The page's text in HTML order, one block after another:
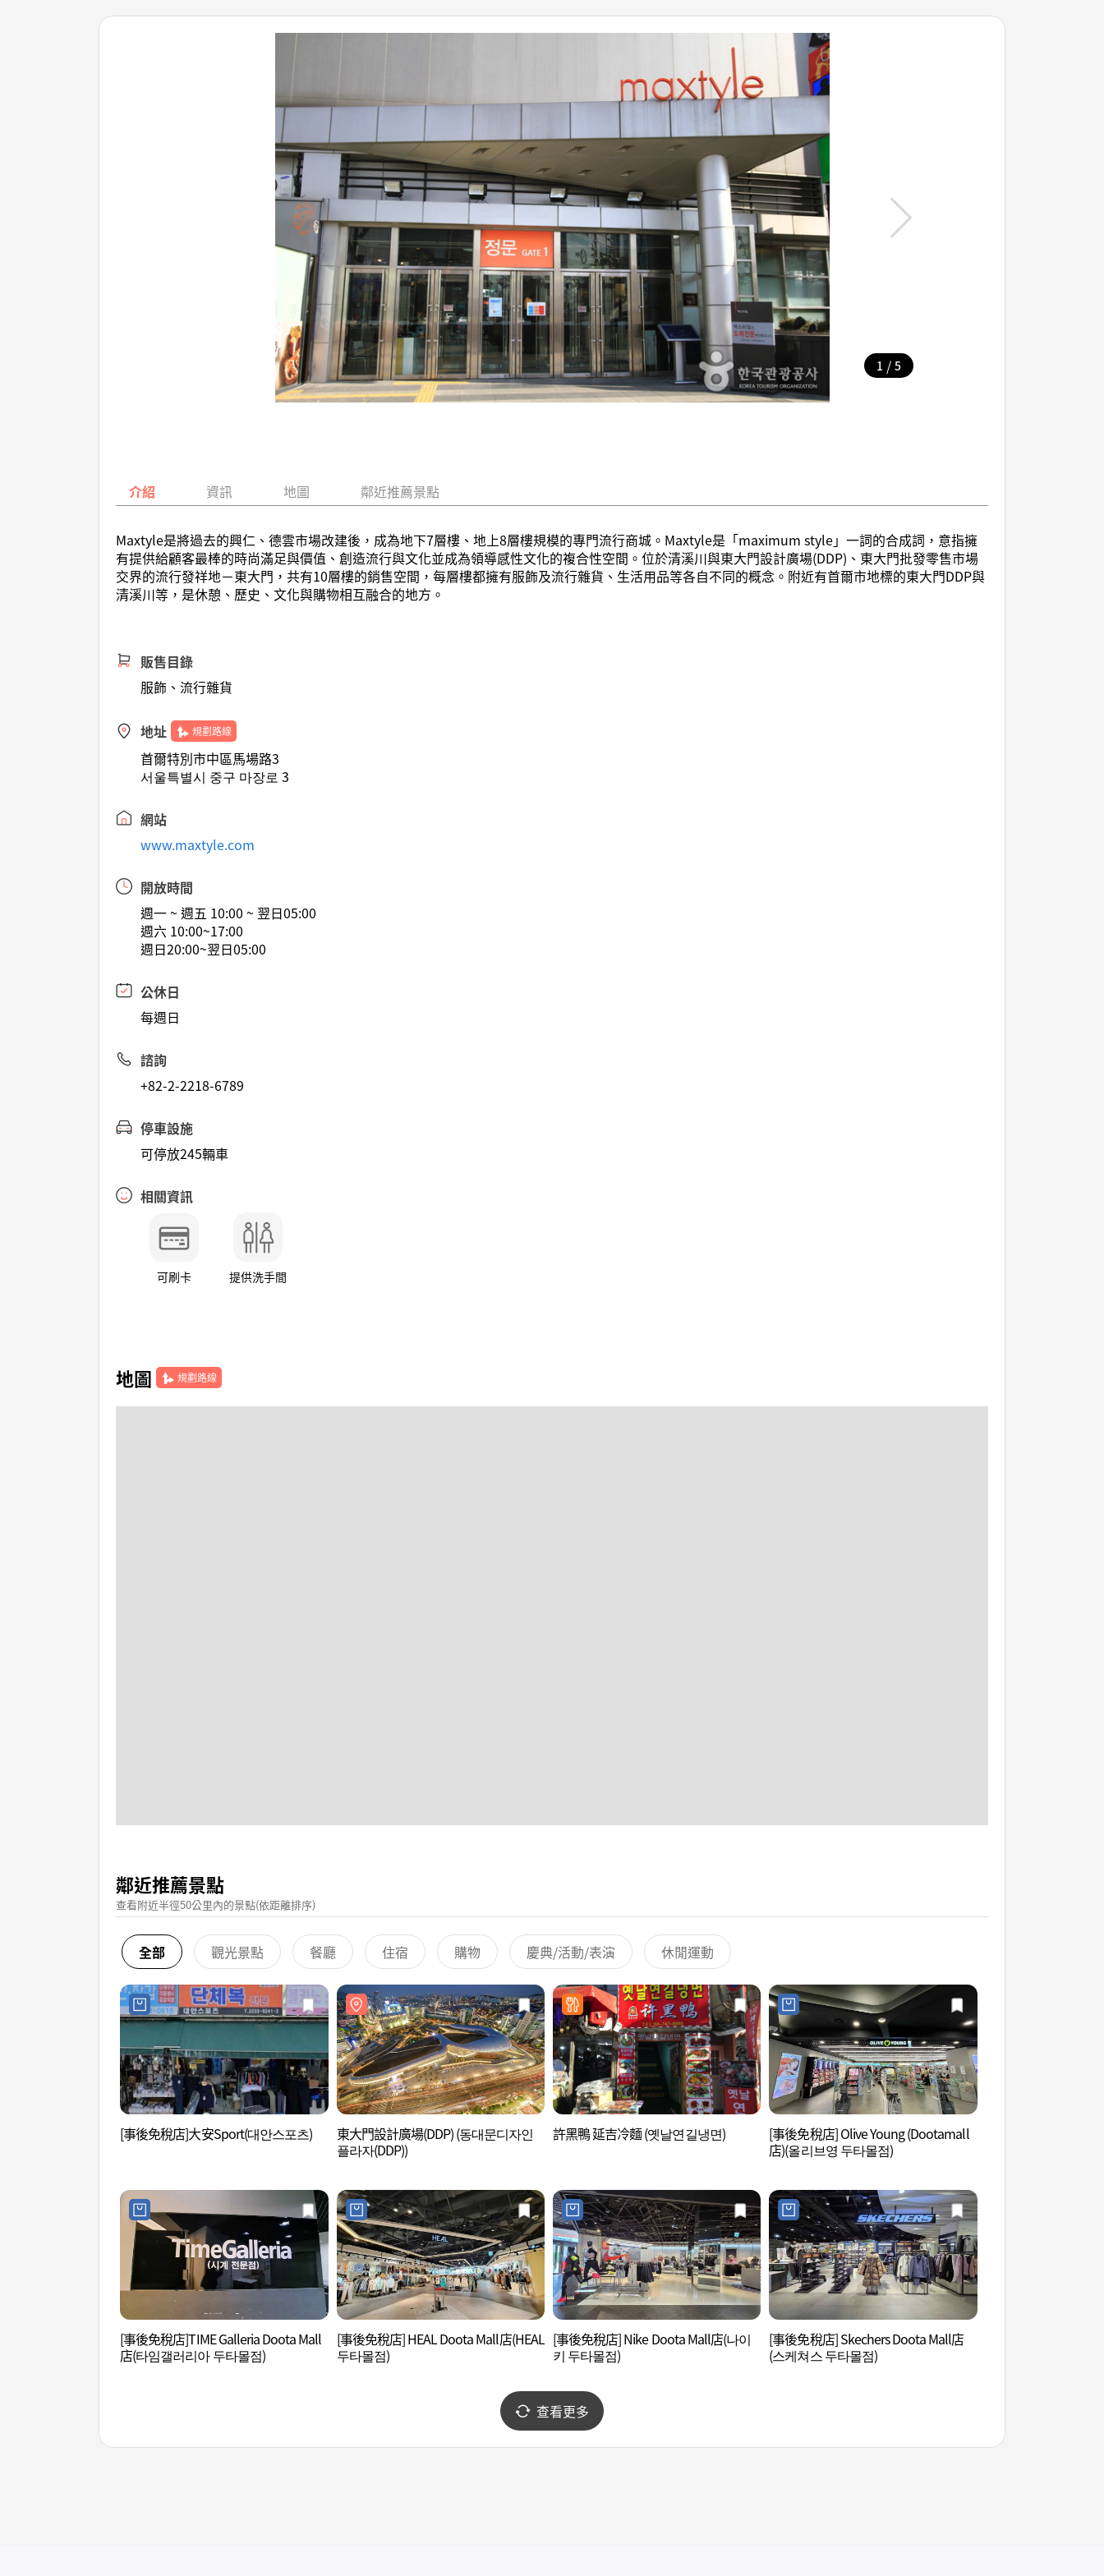
1 / 5
介紹 資訊 地圖 鄰近推薦景點
Maxtyle是將過去的興仁、德雲市場改建後，成為地下7層樓、地上8層樓規模的專門流行商城。Maxtyle是「maximum style」一詞的合成詞，意指擁
有提供給顧客最棒的時尚滿足與價值、創造流行與文化並成為領導感性文化的複合性空間。位於清溪川與東大門設計廣場(DDP)、東大門批發零售市場
交界的流行發祥地－東大門，共有10層樓的銷售空間，每層樓都擁有服飾及流行雜貨、生活用品等各自不同的概念。附近有首爾市地標的東大門DDP與
清溪川等，是休憩、歷史、文化與購物相互融合的地方。
販售目錄
服飾、流行雜貨
地址 規劃路線
首爾特別市中區馬場路3
서울특별시 중구 마장로 3
網站
www.maxtyle.com
開放時間
週一 ~ 週五 10:00 ~ 翌日05:00
週六 10:00~17:00
週日20:00~翌日05:00
公休日
每週日
諮詢
+82-2-2218-6789
停車設施
可停放245輛車
相關資訊
可刷卡 提供洗手間
地圖 規劃路線
鄰近推薦景點
查看附近半徑50公里內的景點(依距離排序)
全部 觀光景點 餐廳 住宿 購物 慶典/活動/表演 休閒運動
[事後免稅店]大安Sport(대안스포츠)
東大門設計廣場(DDP) (동대문디자인
플라자(DDP))
許黑鴨 延吉冷麵 (옛날연길냉면)
[事後免稅店] Olive Young (Dootamall
店)(올리브영 두타몰점)
[事後免稅店]TIME Galleria Doota Mall
店(타임갤러리아 두타몰점)
[事後免稅店] HEAL Doota Mall店(HEAL
두타몰점)
[事後免稅店] Nike Doota Mall店(나이
키 두타몰점)
[事後免稅店] Skechers Doota Mall店
(스케쳐스 두타몰점)
查看更多